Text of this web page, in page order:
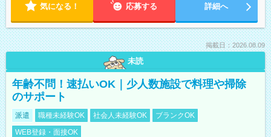
気になる！ 応募する 詳細へ
掲載日：2026.08.09
未読
年齢不問！速払いOK｜少人数施設で料理や掃除
のサポート
派遣 職種未経験OK 社会人未経験OK
ブランクOK
WEB登録・面接OK